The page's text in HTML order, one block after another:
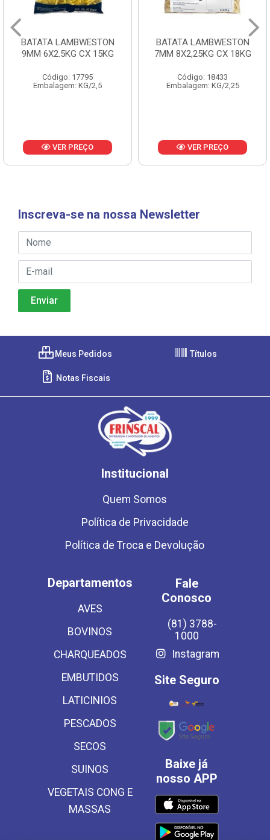
BATATA LAMBWESTON
9MM 6X2.5KG CX 15KG
Código: 17795
Embalagem: KG/2,5
VER PREÇO
BATATA LAMBWESTON
7MM 8X2,25KG CX 18KG
Código: 18433
Embalagem: KG/2,25
VER PREÇO
Inscreva-se na nossa Newsletter
Meus Pedidos Títulos
Notas Fiscais
Institucional
Quem Somos
Política de Privacidade
Política de Troca e Devolução
Departamentos
AVES
BOVINOS
CHARQUEADOS
EMBUTIDOS
LATICINIOS
PESCADOS
SECOS
SUINOS
VEGETAIS CONG E
MASSAS
Fale
Conosco
(81) 3788-
1000
Instagram
Site Seguro
Baixe já
nosso APP